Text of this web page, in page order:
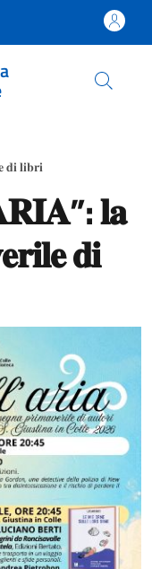
𝐥𝐢𝐛𝐫𝐢
𝐥𝐚
𝐝𝐢